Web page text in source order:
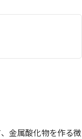
金属酸化物を作る微